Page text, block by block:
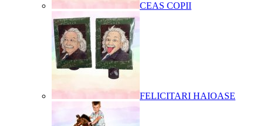
CEAS COPII
FELICITARI HAIOASE